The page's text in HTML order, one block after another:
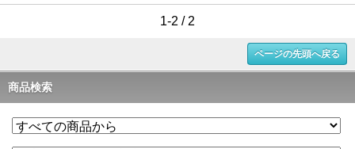
1-2 / 2
ページの先頭へ戻る
商品検索